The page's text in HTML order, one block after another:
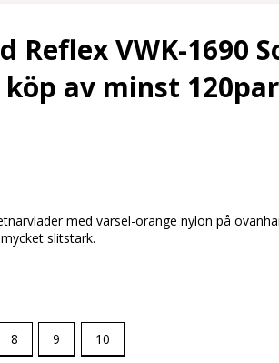
Reflex VWK-1690
av minst 120par
med varsel-orange nylon på
slitstark.
8 9 10